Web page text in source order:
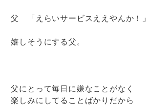
父 「えらいサービスええやんか！」
嬉しそうにする父。
父にとって毎日に嫌なことがなく
楽しみにしてることばかりだから